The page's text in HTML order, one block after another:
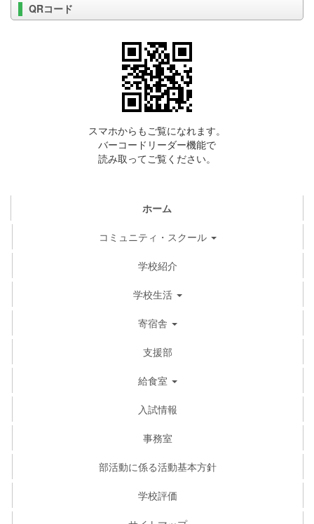
QRコード
スマホからもご覧になれます。
バーコードリーダー機能で
読み取ってご覧ください。
ホーム
コミュニティ・スクール
学校紹介
学校生活
寄宿舎
支援部
給食室
入試情報
事務室
部活動に係る活動基本方針
学校評価